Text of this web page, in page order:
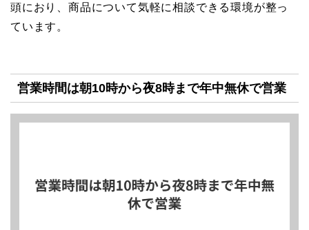
頭におり、商品について気軽に相談できる環境が整っ
ています。
営業時間は朝10時から夜8時まで年中無休で営業